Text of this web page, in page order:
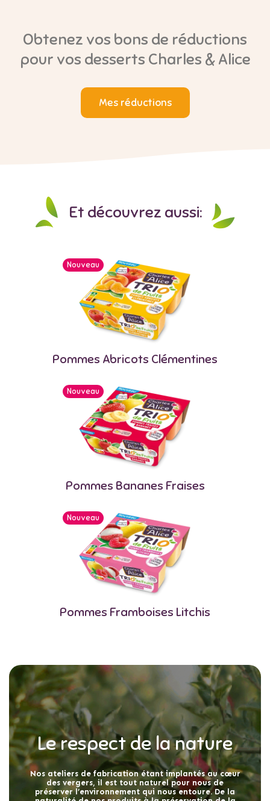
Obtenez vos bons de réductions
pour vos desserts Charles & Alice
Mes réductions
Et découvrez aussi:
Nouveau
Pommes Abricots Clémentines
Nouveau
Pommes Bananes Fraises
Nouveau
Pommes Framboises Litchis
Le respect de la nature
Nos ateliers de fabrication étant implantés au cœur
des vergers, il est tout naturel pour nous de
préserver l’environnement qui nous entoure. De la